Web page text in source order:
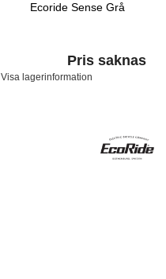
Ecoride Sense Grå
Pris saknas
Visa lagerinformation